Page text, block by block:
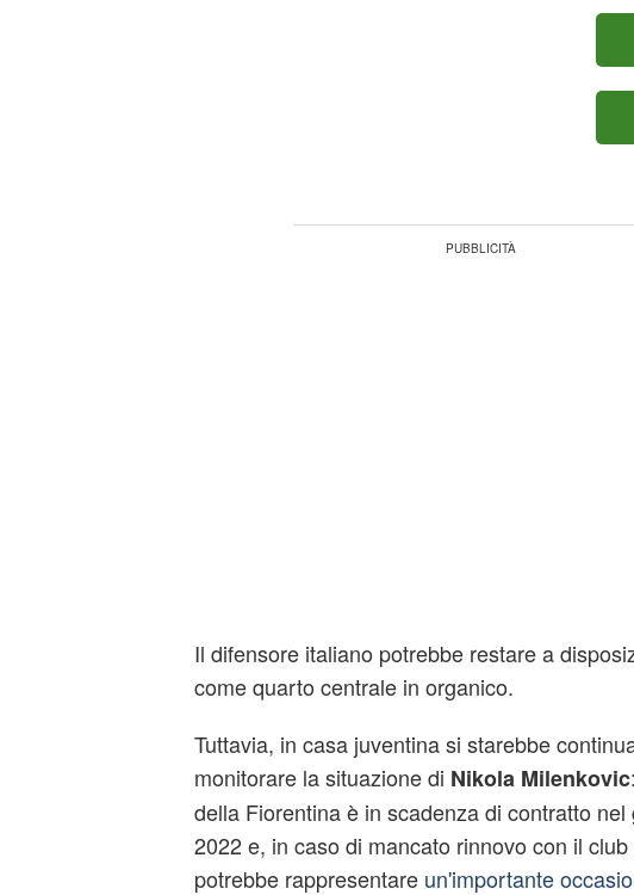
Rugani potrebbe rimanere
Daniele
Il difensore italiano potrebbe restare a
come quarto centrale in organico.
Tuttavia, in casa juventina si starebbe
monitorare la situazione di Nikola Milenkovic
della Fiorentina è in scadenza di contratto nel
2022 e, in caso di mancato rinnovo con il club
potrebbe rappresentare un'importante